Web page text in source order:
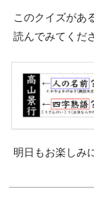
このクイズがあ
読んでみてくだ
明日もお楽しみ